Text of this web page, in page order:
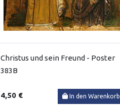
Christus und sein Freund - Poster
383B
4,50 € In den Warenkorb